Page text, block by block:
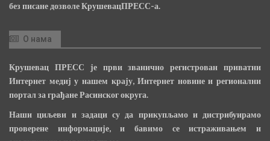
без писане дозволе КрушевацПРЕСС-а.
О нама
Крушевац ПРЕСС је први званично регистрован приватни
Интернет медиј у нашем крају, Интернет новине и регионални
портал за грађане Расинског округа.
Наши циљеви и задаци су да прикупљамо и дистрибуирамо
проверене информације, и бавимо се истраживањем и